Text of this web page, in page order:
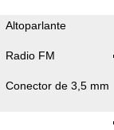
Altoparlante
Radio FM
Conector de 3,5 mm